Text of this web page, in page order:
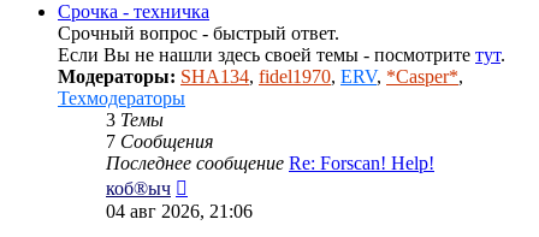
Срочка - техничка
Срочный вопрос - быстрый ответ.
Если Вы не нашли здесь своей темы - посмотрите тут.
Модераторы: SHA134, fidel1970, ERV, *Casper*,
Техмодераторы
3 Темы
7 Сообщения
Последнее сообщение Re: Forscan! Help!
коб®ыч
к
04 авг 2026, 21:06